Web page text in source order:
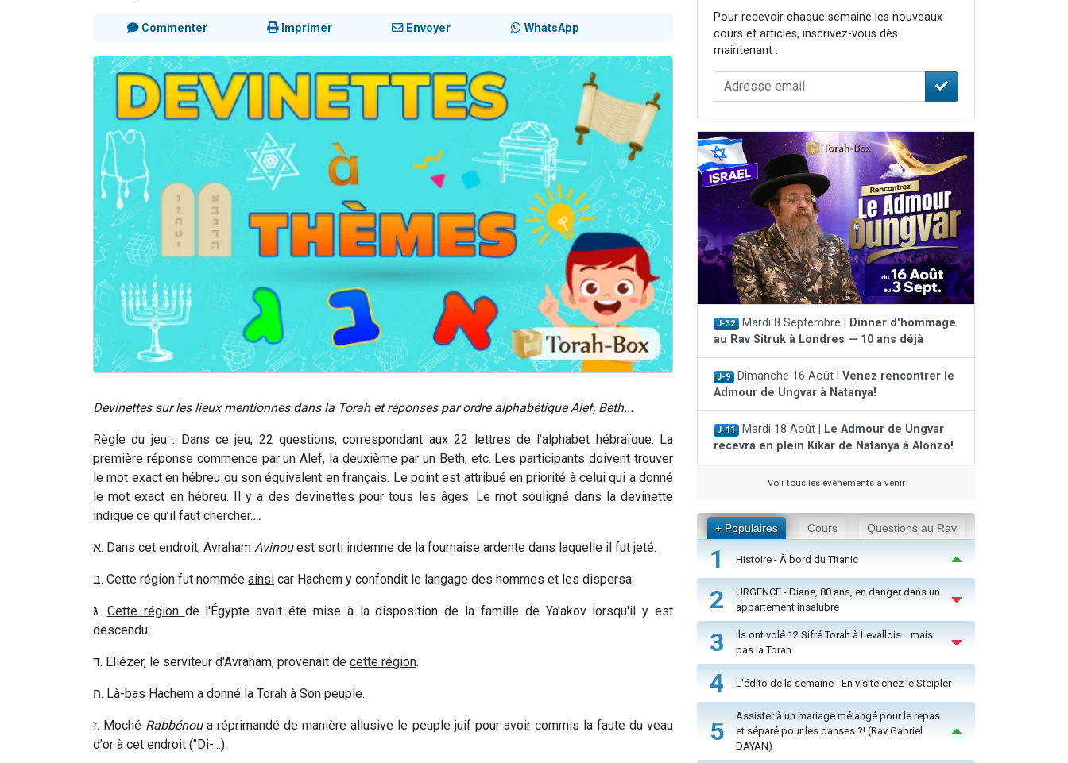
Commenter Imprimer Envoyer WhatsApp
Devinettes sur les lieux mentionnes dans la Torah et réponses par ordre alphabétique Alef, Beth...
Règle du jeu: Dans ce jeu, 22 questions, correspondant aux 22 lettres de l’alphabet hébraïque. La
première réponse commence par un Alef, la deuxième par un Beth, etc. Les participants doivent trouver
le mot exact en hébreu ou son équivalent en français. Le point est attribué en priorité à celui qui a donné
le mot exact en hébreu. Il y a des devinettes pour tous les âges. Le mot souligné dans la devinette
indique ce qu’il faut chercher.…
א. Dans cet endroit, Avraham Avinouest sorti indemne de la fournaise ardente dans laquelle il fut jeté.
ב. Cette région fut nommée ainsi car Hachem y confondit le langage des hommes et les dispersa.
ג. Cette région de l'Égypte avait été mise à la disposition de la famille de Ya'akov lorsqu'il y est
descendu.
ד. Eliézer, le serviteur d'Avraham, provenait de cette région.
ה. Là-bas Hachem a donné la Torah à Son peuple.
ז. Moché Rabbénoua réprimandé de manière allusive le peuple juif pour avoir commis la faute du veau
d'or à cet endroit ("Di-...).
Pour recevoir chaque semaine les nouveaux
cours et articles, inscrivez-vous dès
maintenant :
J-32 Mardi 8 Septembre |
Dinner d'hommage
au Rav Sitruk à Londres — 10 ans déjà
J-9 Dimanche 16 Août | Venez rencontrer le
Admour de Ungvar à Natanya!
J-11 Mardi 18 Août |
Le Admour de Ungvar
recevra en plein Kikar de Natanya à Alonzo!
Voir tous les événements à venir
+ Populaires Cours Questions au Rav
1 Histoire - À bord du Titanic
2
URGENCE - Diane, 80 ans, en danger dans un
appartement insalubre
3
Ils ont volé 12 Sifré Torah à Levallois… mais
pas la Torah
4 L'édito de la semaine - En visite chez le Steipler
5
Assister à un mariage mélangé pour le repas
et séparé pour les danses ?! (Rav Gabriel
DAYAN)